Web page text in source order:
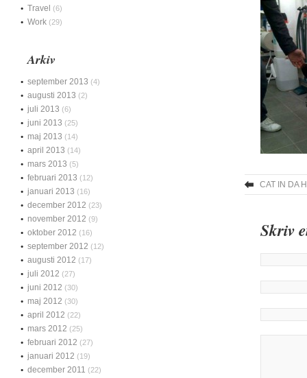
CAT IN DA
Skriv
Travel (6)
Work (29)
Arkiv
september 2013 (4)
augusti 2013 (2)
juli 2013 (6)
juni 2013 (25)
maj 2013 (14)
april 2013 (14)
mars 2013 (5)
februari 2013 (12)
januari 2013 (16)
december 2012 (23)
november 2012 (9)
oktober 2012 (16)
september 2012 (12)
augusti 2012 (17)
juli 2012 (27)
juni 2012 (30)
maj 2012 (30)
april 2012 (22)
mars 2012 (25)
februari 2012 (27)
januari 2012 (19)
december 2011 (22)